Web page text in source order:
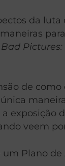
da
de
exposição
veem
Plano